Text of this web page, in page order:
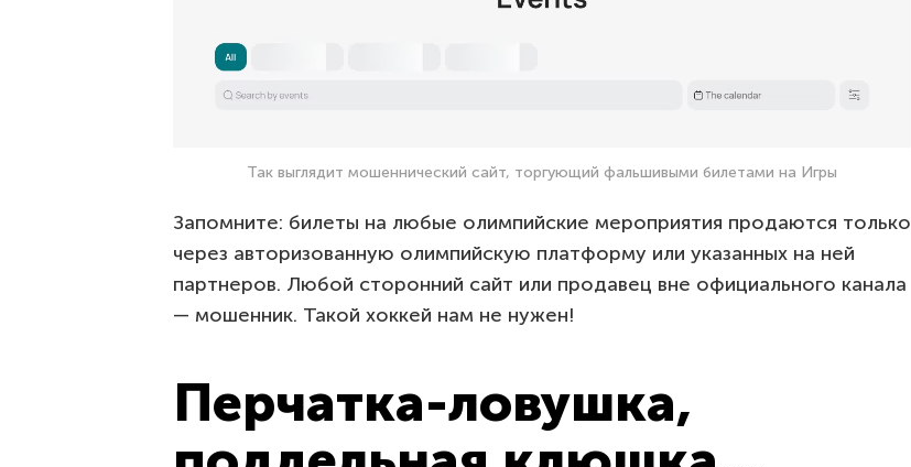
Так выглядит мошеннический сайт, торгующий фальшивыми билетами на Игры
Запомните: билеты на любые олимпийские мероприятия продаются только
через авторизованную олимпийскую платформу или указанных на ней
партнеров. Любой сторонний сайт или продавец вне официального канала
— мошенник. Такой хоккей нам не нужен!
Перчатка-ловушка,